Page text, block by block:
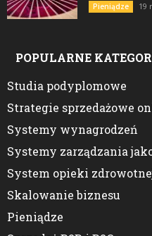
Pieniądze 19
POPULARNE
Studia podyplomowe
Strategie sprzedażowe
Systemy wynagrodzeń
Systemy zarządzania
System opieki
Skalowanie biznesu
Pieniądze